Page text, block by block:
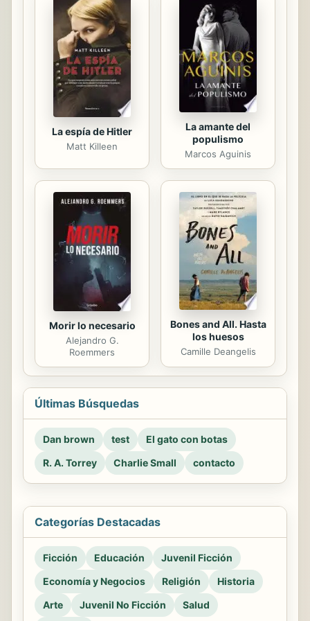
Security. Caleb descubre un hilo
común que atraviesa los sueños, y
prescribe dos cosas para cada uno
de ellos: un fuerte sedante para
ayudarlos a dormir, y para tratar...
La espía de Hitler
Matt Killeen
La amante del
populismo
Marcos Aguinis
Morir lo necesario
Alejandro G.
Roemmers
Bones and All. Hasta
los huesos
Camille Deangelis
Últimas Búsquedas
Dan brown test
El gato con botas
R. A. Torrey
Charlie Small contacto
Categorías Destacadas
Ficción Educación
Juvenil Ficción
Economía y Negocios
Religión
Historia
Arte
Juvenil No Ficción Salud